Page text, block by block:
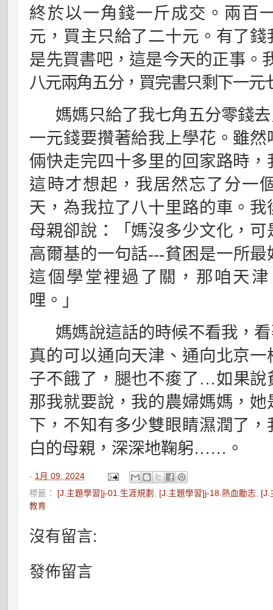
終於以一角錢一斤成交。兩百
元，買主只給了二十元。有了
是先買書吧，這是今天的正事。
八元兩角五分，買完書只剩下一元
媽媽只給了我七角五分零錢
一元錢要攢著給我上學花。雖
倆快走完四十多里的回家路時
這時才想起，我居然忘了分一
天，為我拉了八十里路的車。
母親卻說：「媽沒多少文化，
高爾基的一句話---貧困是一所最
這個學堂裡過了關，那咱天
哩。」
媽媽說這話的時候不看我，
真的可以通向天津、通向北京
子不餓了，腿也不痠了 …如果說
那我就要說，我的農婦媽媽，
下，不知有多少雙眼睛濕潤了
白的母親，深深地鞠躬…… 。
- 1月 09, 2024
標籤： [J.主題學習]j-01.生涯規劃 , [J.主題學習]j-18.熱血勵志, [J.
教育
沒有留言:
發佈留言